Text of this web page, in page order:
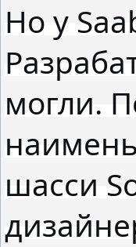
Но у
могли.
шасси